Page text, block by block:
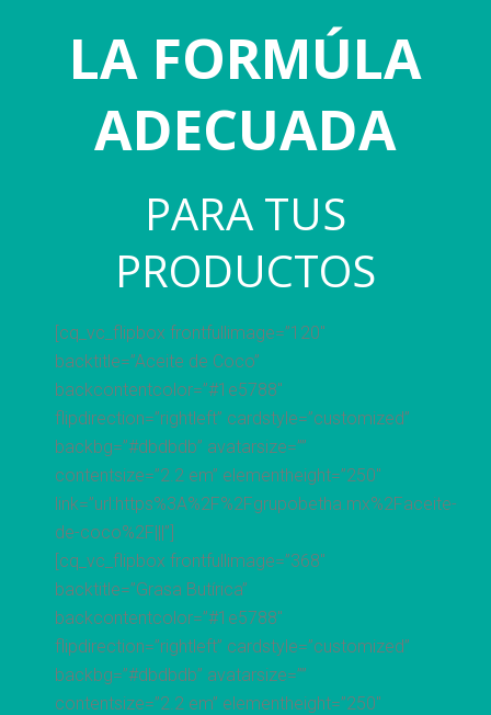
LA FORMÚLA
ADECUADA
PARA TUS
PRODUCTOS
[cq_vc_flipbox frontfullimage=”120″
backtitle=”Aceite de Coco”
backcontentcolor=”#1e5788″
flipdirection=”rightleft” cardstyle=”customized”
backbg=”#dbdbdb” avatarsize=””
contentsize=”2.2 em” elementheight=”250″
link=”url:https%3A%2F%2Fgrupobetha.mx%2Faceite-
de-coco%2F|||”]
[cq_vc_flipbox frontfullimage=”368″
backtitle=”Grasa Butírica”
backcontentcolor=”#1e5788″
flipdirection=”rightleft” cardstyle=”customized”
backbg=”#dbdbdb” avatarsize=””
contentsize=”2.2 em” elementheight=”250″